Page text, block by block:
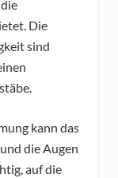
Die
sind
kann das
die Augen
auf die